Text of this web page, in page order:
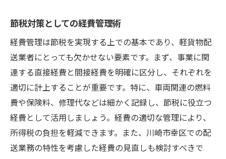
税務相談を通じた知識のアップデート
特典やサービスに基づく節税法
計画的な資金運用による税制最適化
地理的優位性を最大限に使った軽貨物配送業の
節税術
地理的条件を活かした新サービス展開
都心アクセスを考慮した配送効率化
地域特色を考慮した価格設定
節税対策としての経費管理術
経費管理は節税を実現する上での基本であり、軽貨物配
送業者にとっても欠かせない要素です。まず、事業に関
連する直接経費と間接経費を明確に区分し、それぞれを
適切に計上することが重要です。特に、車両関連の燃料
費や保険料、修理代などは細かく記録し、節税に役立つ
経費として活用しましょう。経費の適切な管理により、
所得税の負担を軽減できます。また、川崎市幸区での配
送業務の特性を考慮した経費の見直しも検討すべきで